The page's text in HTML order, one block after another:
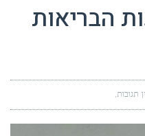
הבריאות
תגובות